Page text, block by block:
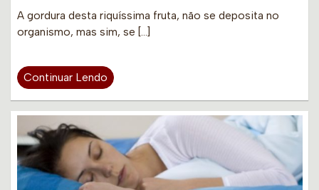
A gordura desta riquíssima fruta, não se deposita no
organismo, mas sim, se […]
Continuar Lendo